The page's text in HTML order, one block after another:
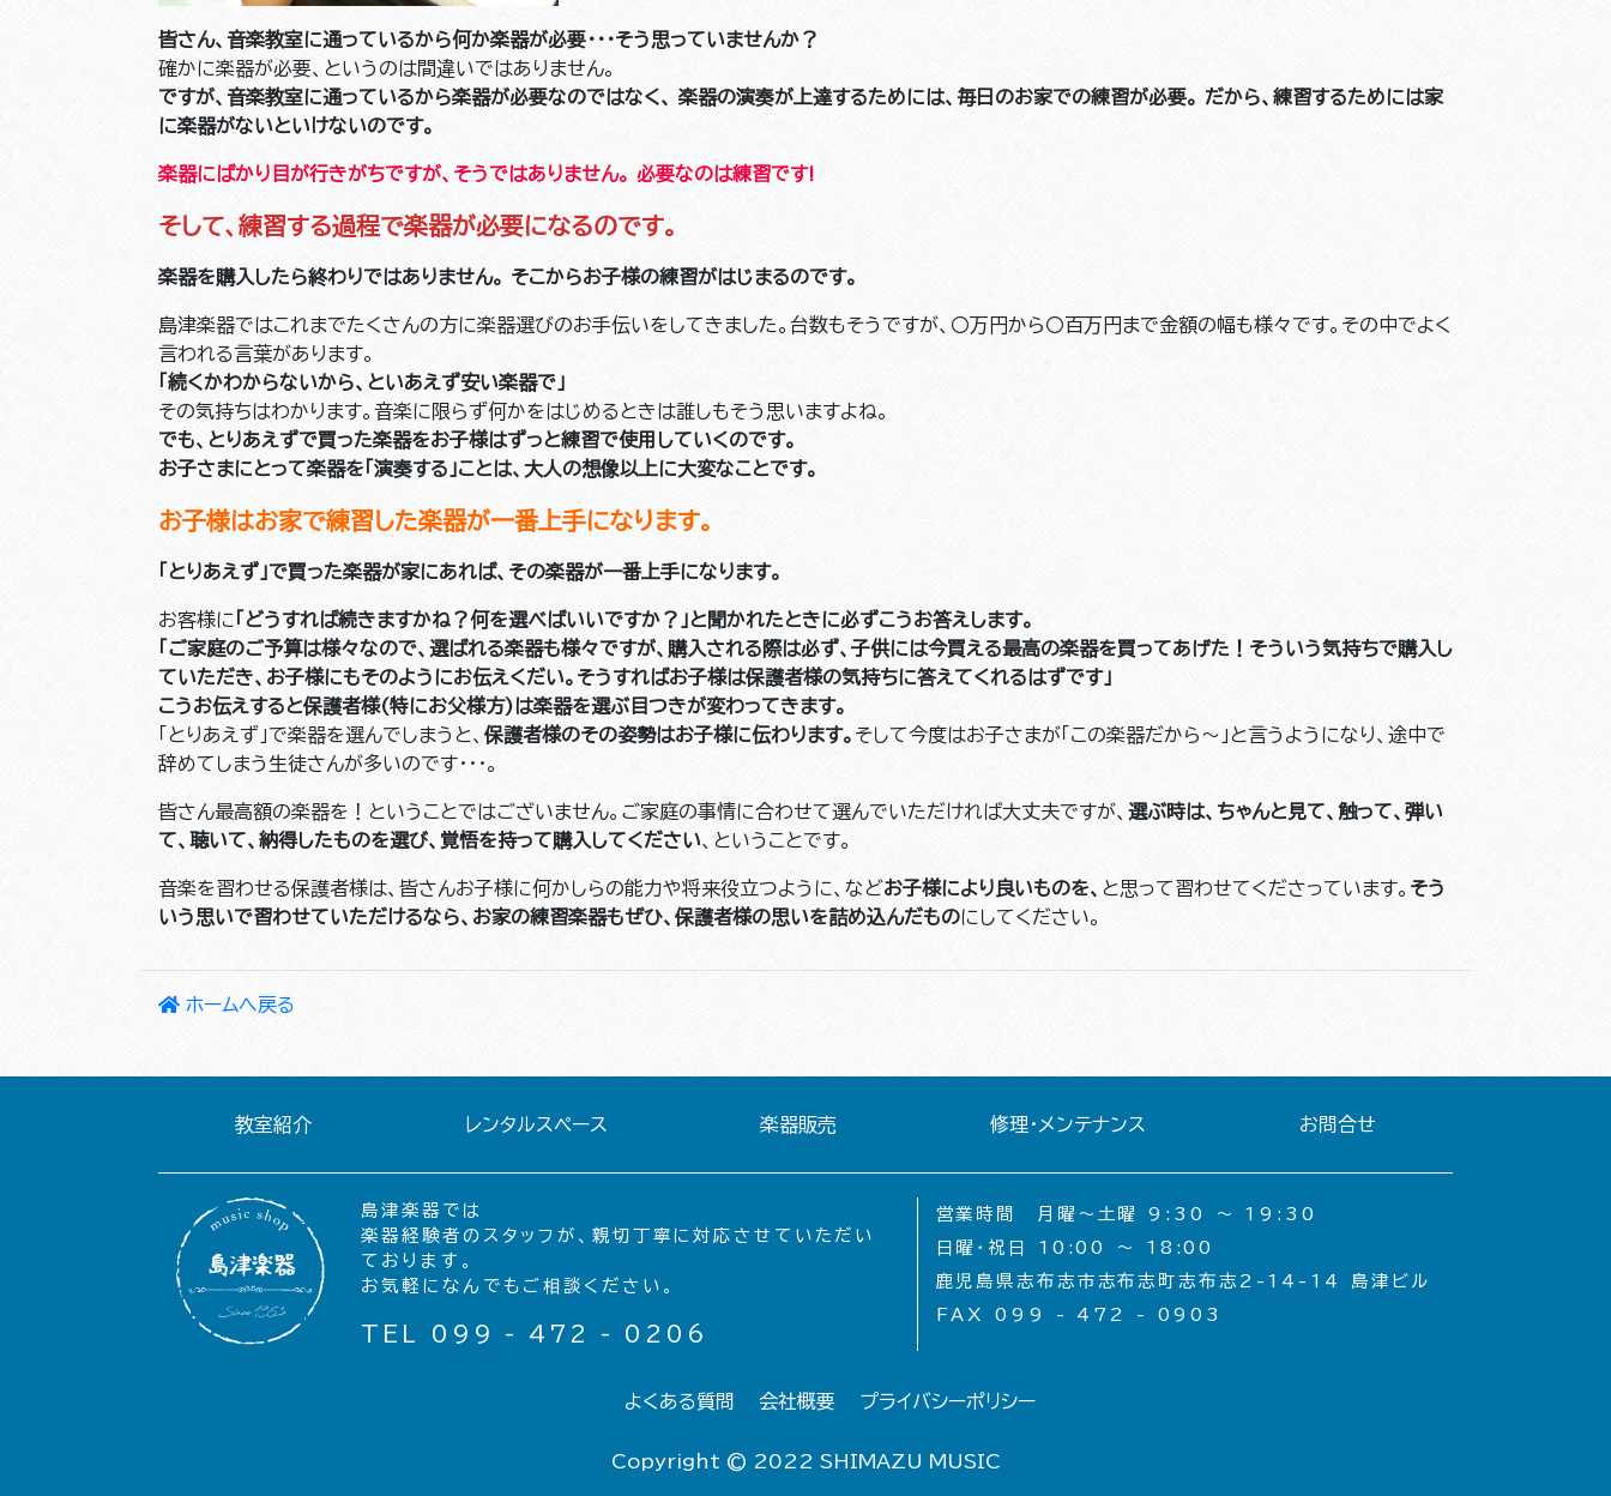
皆さん、音楽教室に通っているから何か楽器が必要・・・そう思っていませんか？
確かに楽器が必要、というのは間違いではありません。
ですが、音楽教室に通っているから楽器が必要なのではなく、
楽器の演奏が上達するためには、毎日のお家での練習が必要。 だから、練習するためには家
に楽器がないといけないのです。
楽器にばかり目が行きがちですが、そうではありません。 必要なのは練習です!
そして、練習する過程で楽器が必要になるのです。
楽器を購入したら終わりではありません。 そこからお子様の練習がはじまるのです。
島津楽器ではこれまでたくさんの方に楽器選びのお手伝いをしてきました。台数もそうですが、〇万円から〇百万円まで金額の幅も様々です。その中でよく
言われる言葉があります。
「続くかわからないから、といあえず安い楽器で」
その気持ちはわかります。音楽に限らず何かをはじめるときは誰しもそう思いますよね。
でも、とりあえずで買った楽器をお子様はずっと練習で使用していくのです。
お子さまにとって楽器を「演奏する」ことは、大人の想像以上に大変なことです。
お子様はお家で練習した楽器が一番上手になります。
「とりあえず」で買った楽器が家にあれば、その楽器が一番上手になります。
お客様に 「どうすれば続きますかね？何を選べばいいですか？」と聞かれたときに必ずこうお答えします。
「ご家庭のご予算は様々なので、選ばれる楽器も様々ですが、購入される際は必ず、子供には今買える最高の楽器を買ってあげた！そういう気持ちで購入し
ていただき、お子様にもそのようにお伝えくだい。そうすればお子様は保護者様の気持ちに答えてくれるはずです」
こうお伝えすると保護者様(特にお父様方)は楽器を選ぶ目つきが変わってきます。
「とりあえず」で楽器を選んでしまうと、 保護者様のその姿勢はお子様に伝わります。 そして今度はお子さまが「この楽器だから～」と言うようになり、途中で
辞めてしまう生徒さんが多いのです・・・。
皆さん最高額の楽器を！ということではございません。ご家庭の事情に合わせて選んでいただければ大丈夫ですが、 選ぶ時は、ちゃんと見て、触って、弾い
て、聴いて、納得したものを選び、覚悟を持って購入してください、ということです。
音楽を習わせる保護者様は、皆さんお子様に何かしらの能力や将来役立つように、などお子様により良いものを、 と思って習わせてくださっています。 そう
いう思いで習わせていただけるなら、お家の練習楽器もぜひ、保護者様の思いを詰め込んだものにしてください。
ホームへ戻る
教室紹介 レンタルスペース 楽器販売 修理・メンテナンス お問合せ
島津楽器では
楽器経験者のスタッフが、親切丁寧に対応させていただい
ております。
お気軽になんでもご相談ください。
TEL 099 - 472 - 0206
営業時間 月曜〜土曜 9:30 〜 19:30
日曜・祝日 10:00 〜 18:00
鹿児島県志布志市志布志町志布志2-14-14 島津ビル
FAX 099 - 472 - 0903
よくある質問 会社概要 プライバシーポリシー
Copyright © 2022 SHIMAZU MUSIC